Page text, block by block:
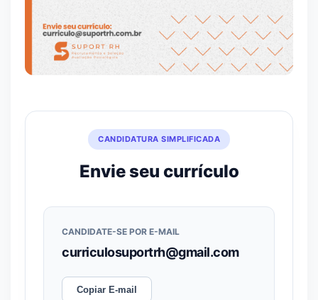
CANDIDATURA SIMPLIFICADA
Envie seu currículo
CANDIDATE-SE POR E-MAIL
curriculosuportrh@gmail.com
Copiar E-mail